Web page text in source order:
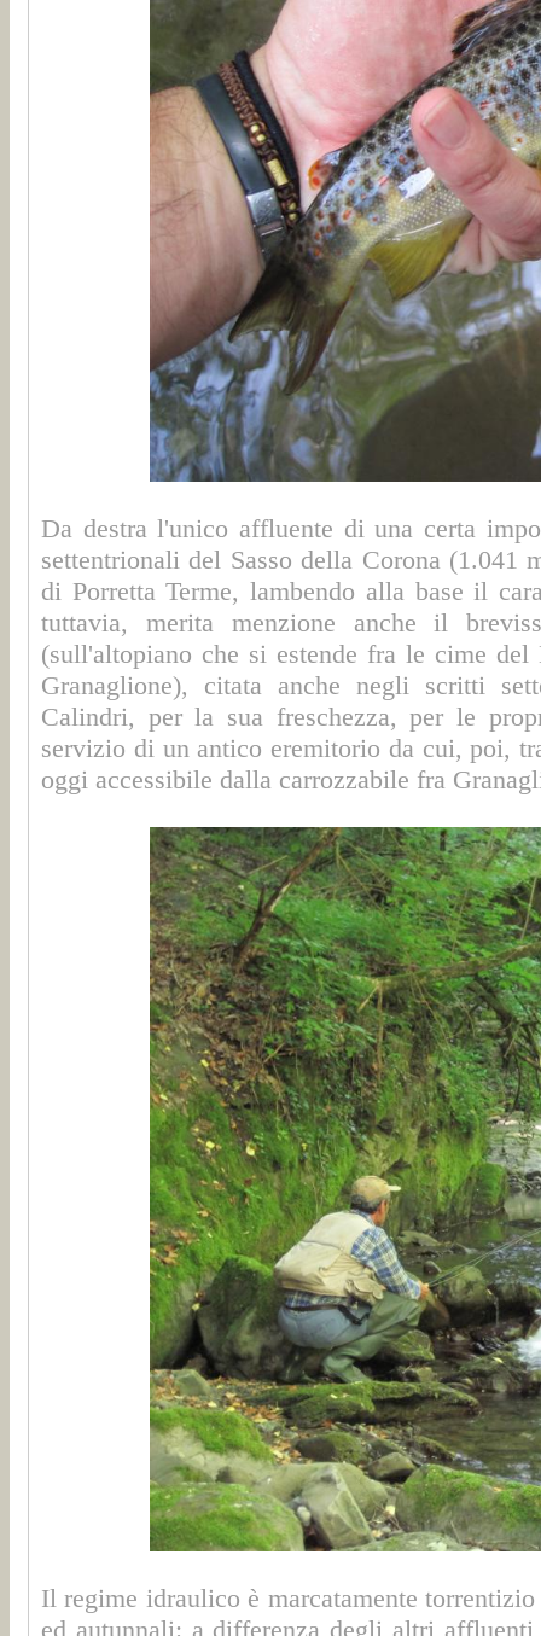
Da destra l'unico affluente di una certa
settentrionali del Sasso della Corona
di Porretta Terme, lambendo alla base il
tuttavia, merita menzione anche il
(sull'altopiano che si estende fra le cime
Granaglione), citata anche negli scritti
Calindri, per la sua freschezza, per le
servizio di un antico eremitorio da cui, poi,
oggi accessibile dalla carrozzabile fra
Il regime idraulico è marcatamente
ed autunnali: a differenza degli altri